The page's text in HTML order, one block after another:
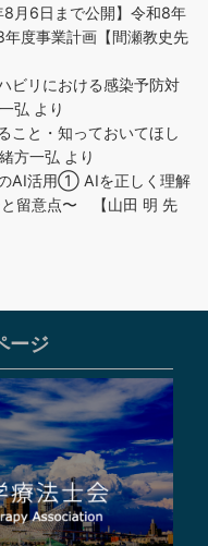
8月6日まで公開】令和8年
度事業計画【間瀬教史先
ビリにおける感染予防対
弘 より
こと・知っておいてほし
緒方一弘 より
のAI活用① AIを正しく理解
と留意点〜 【山田 明 先
ージ